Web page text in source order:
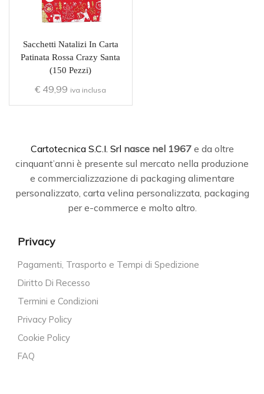
Sacchetti Natalizi In Carta
Patinata Rossa Crazy Santa
(150 Pezzi)
€ 49,99 iva inclusa
Cartotecnica S.C.I. Srl nasce nel 1967e da oltre
cinquant’anni è presente sul mercato nella produzione
e commercializzazione di packaging alimentare
personalizzato, carta velina personalizzata, packaging
per e-commerce e molto altro.
Privacy
Pagamenti, Trasporto e Tempi di Spedizione
Diritto Di Recesso
Termini e Condizioni
Privacy Policy
Cookie Policy
FAQ